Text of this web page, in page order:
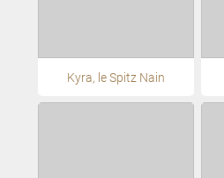
Kyra, le Spitz Nain